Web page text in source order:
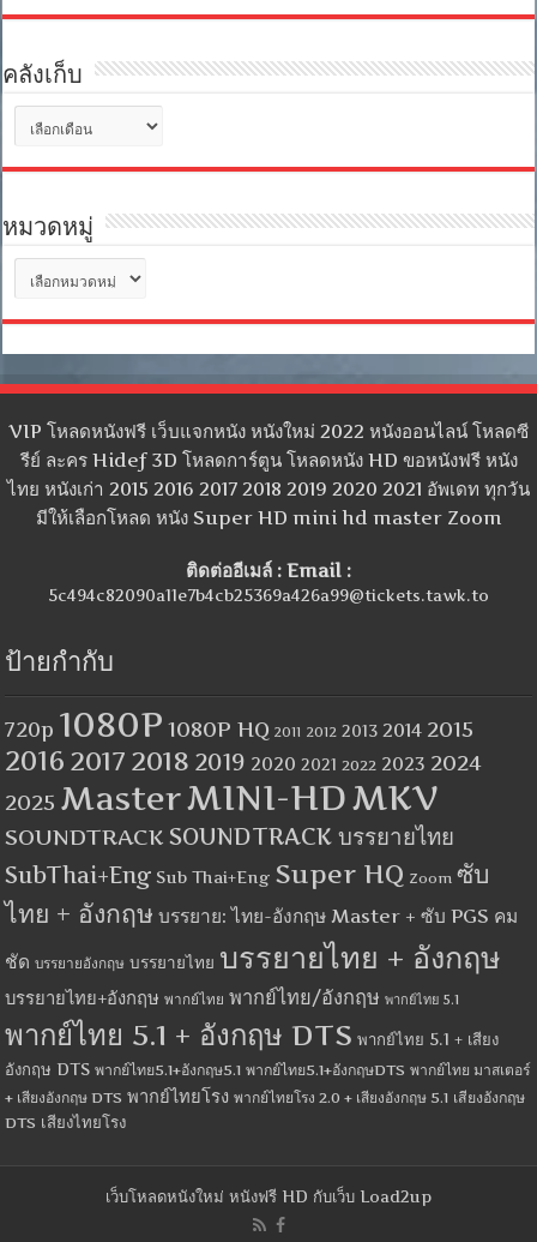
คลังเก็บ
เก็บ
หมวดหมู่
หมู่
VIP โหลดหนังฟรี เว็บแจกหนัง หนังใหม่ 2022 หนังออนไลน์ โหลดซี
รีย์ ละคร Hidef 3D โหลดการ์ตูน โหลดหนัง HD ขอหนังฟรี หนัง
ไทย หนังเก่า 2015 2016 2017 2018 2019 2020 2021 อัพเดท ทุกวัน
มีให้เลือกโหลด หนัง Super HD mini hd master Zoom
ติดต่ออีเมล์ : Email :
5c494c82090a11e7b4cb25369a426a99@tickets.tawk.to
ป้ายกำกับ
720p 1080P 1080P HQ 2011 2012 2013 2014 2015
2016 2017 2018 2019 2020 2021 2022 2023 2024
2025 MasterMINI-HDMKV
SOUNDTRACK SOUNDTRACK บรรยายไทย
SubThai+Eng Sub Thai+Eng Super HQ Zoom ซับ
ไทย + อังกฤษ บรรยาย: ไทย-อังกฤษ Master + ซับ PGS คม
ชัด บรรยายอังกฤษ บรรยายไทย บรรยายไทย + อังกฤษ
บรรยายไทย+อังกฤษ พากย์ไทย พากย์ไทย/อังกฤษ พากย์ไทย 5.1
พากย์ไทย 5.1 + อังกฤษ DTS พากย์ไทย 5.1 + เสียง
อังกฤษ DTS พากย์ไทย5.1+อังกฤษ5.1 พากย์ไทย5.1+อังกฤษDTS พากย์ไทย มาสเตอร์
+ เสียงอังกฤษ DTS พากย์ไทยโรง พากย์ไทยโรง 2.0 + เสียงอังกฤษ 5.1 เสียงอังกฤษ
DTS เสียงไทยโรง
เว็บโหลดหนังใหม่ หนังฟรี HD กับเว็บ Load2up